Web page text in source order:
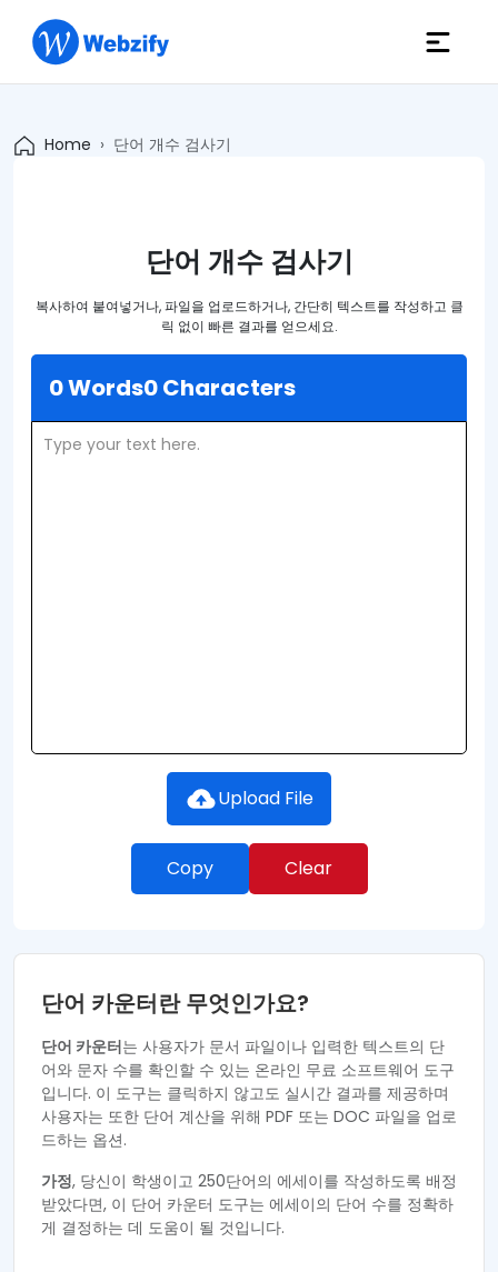
Home 단어 개수 검사기
단어 개수 검사기
복사하여 붙여넣거나, 파일을 업로드하거나, 간단히 텍스트를 작성하고 클
릭 없이 빠른 결과를 얻으세요.
0 Words0 Characters
Upload File
Copy Clear
단어 카운터란 무엇인가요?
단어 카운터는 사용자가 문서 파일이나 입력한 텍스트의 단
어와 문자 수를 확인할 수 있는 온라인 무료 소프트웨어 도구
입니다. 이 도구는 클릭하지 않고도 실시간 결과를 제공하며
사용자는 또한 단어 계산을 위해 PDF 또는 DOC 파일을 업로
드하는 옵션.
가정, 당신이 학생이고 250단어의 에세이를 작성하도록 배정
받았다면, 이 단어 카운터 도구는 에세이의 단어 수를 정확하
게 결정하는 데 도움이 될 것입니다.